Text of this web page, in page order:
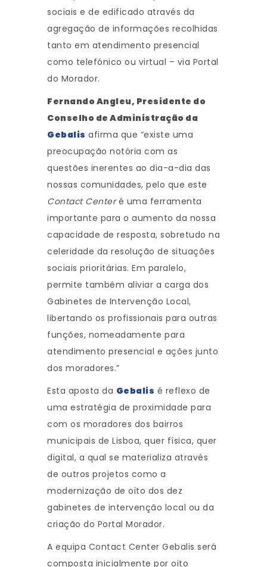
sociais e de edificado através da
agregação de informações recolhidas
tanto em atendimento presencial
como telefónico ou virtual – via Portal
do Morador.
Fernando Angleu, Presidente do
Conselho de Administração da
Gebalis afirma que “existe uma
preocupação notória com as
questões inerentes ao dia-a-dia das
nossas comunidades, pelo que este
Contact Centeré uma ferramenta
importante para o aumento da nossa
capacidade de resposta, sobretudo na
celeridade da resolução de situações
sociais prioritárias. Em paralelo,
permite também aliviar a carga dos
Gabinetes de Intervenção Local,
libertando os profissionais para outras
funções, nomeadamente para
atendimento presencial e ações junto
dos moradores.”
Esta aposta da Gebalis é reflexo de
uma estratégia de proximidade para
com os moradores dos bairros
municipais de Lisboa, quer física, quer
digital, a qual se materializa através
de outros projetos como a
modernização de oito dos dez
gabinetes de intervenção local ou da
criação do Portal Morador.
A equipa Contact Center Gebalis será
composta inicialmente por oito